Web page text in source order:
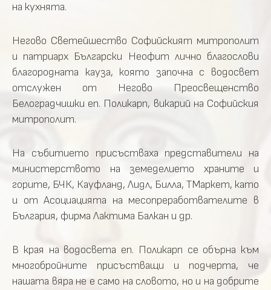
на кухнята.
Негово Светейшество Софийският митрополит
и патриарх Български Неофит лично благослови
благородната кауза, която започна с водосвет
отслужен от Негово Преосвещенство
Белоградчишки еп. Поликарп, викарий на Софийския
митрополит.
На събитието присъстваха представители на
министерството на земеделието храните и
горите, БЧК, Кауфланд, Лидл, Билла, ТМаркет, като
и от Асоциацията на месопреработвателите в
България, фирма Лактима Балкан и др.
В края на водосвета еп. Поликарп се обърна към
многобройните присъстващи и подчерта, че
нашата вяра не е само на словото, но и на добрите